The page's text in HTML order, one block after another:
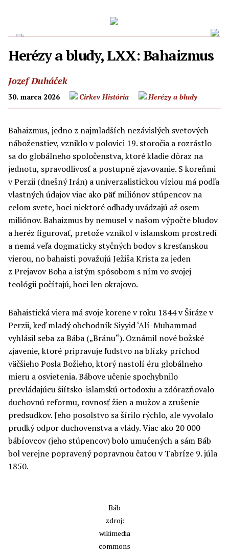
Herézy a bludy, LXX: Bahaizmus
Jozef Duháček
30. marca 2026 Cirkev História Herézy a bludy
Bahaizmus, jedno z najmladších nezávislých svetových
náboženstiev, vzniklo v polovici 19. storočia a rozrástlo
sa do globálneho spoločenstva, ktoré kladie dôraz na
jednotu, spravodlivosť a postupné zjavovanie. S koreňmi
v Perzii (dnešný Irán) a univerzalistickou víziou má podľa
vlastných údajov viac ako päť miliónov stúpencov na
celom svete, hoci niektoré odhady uvádzajú až osem
miliónov. Bahaizmus by nemusel v našom výpočte bludov
a heréz figurovať, pretože vznikol v islamskom prostredí
a nemá veľa dogmaticky styčných bodov s kresťanskou
vierou, no bahaisti považujú Ježiša Krista za jeden
z Prejavov Boha a istým spôsobom s ním vo svojej
teológii počítajú, hoci len okrajovo.
Bahaistická viera má svoje korene v roku 1844 v Širáze v
Perzii, keď mladý obchodník Siyyid ‘Alí-Muhammad
vyhlásil seba za Bába („Bránu“). Oznámil nové božské
zjavenie, ktoré pripravuje ľudstvo na blízky príchod
väčšieho Posla Božieho, ktorý nastolí éru globálneho
mieru a osvietenia. Bábove učenie spochybnilo
prevládajúcu šiítsko-islamskú ortodoxiu a zdôrazňovalo
duchovnú reformu, rovnosť žien a mužov a zrušenie
predsudkov. Jeho posolstvo sa šírilo rýchlo, ale vyvolalo
prudký odpor duchovenstva a vlády. Viac ako 20 000
bábíovcov (jeho stúpencov) bolo umučených a sám Báb
bol verejne popravený popravnou čatou v Tabríze 9. júla
1850.
Báb
zdroj:
wikimedia
commons